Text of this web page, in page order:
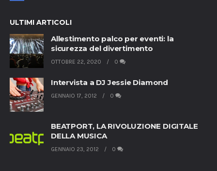
ULTIMI ARTICOLI
Allestimento palco per eventi: la
sicurezza del divertimento
OTTOBRE 22, 2020 0
Intervista a DJ Jessie Diamond
GENNAIO 17, 2012 0
BEATPORT, LA RIVOLUZIONE DIGITALE
DELLA MUSICA
GENNAIO 23, 2012 0